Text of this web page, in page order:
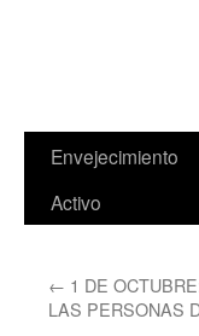
Saltar
Envejecimiento
Activo
← 1 DE
LAS PERSONAS